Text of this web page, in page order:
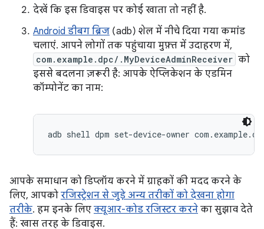
देखें कि इस डिवाइस पर कोई खाता तो नहीं है.
Android डीबग ब्रिज (adb) शेल में नीचे दिया गया कमांड
चलाएं. आपने लोगों तक पहुंचाया मुफ़्त में उदाहरण में,
com.example.dpc/.MyDeviceAdminReceiver को
इससे बदलना ज़रूरी है: आपके ऐप्लिकेशन के एडमिन
कॉम्पोनेंट का नाम:
adb shell dpm set-device-owner
आपके समाधान को डिप्लॉय करने में ग्राहकों की मदद करने के
लिए, आपको रजिस्ट्रेशन से जुड़े अन्य तरीकों को देखना होगा
तरीके. हम इनके लिए क्यूआर-कोड रजिस्टर करने का सुझाव देते
हैं: खास तरह के डिवाइस.